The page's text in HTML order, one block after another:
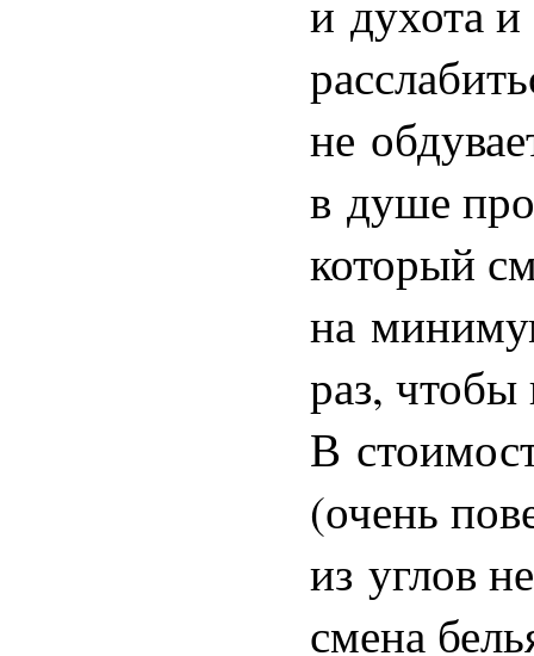
и духота
не
в душе
который
на
раз,
В
(очень
из углов
смена